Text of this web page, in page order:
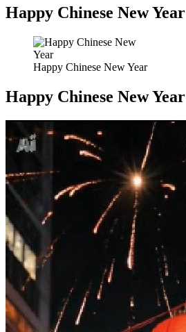
Happy Chinese New Year
Happy Chinese New Year
Happy Chinese New Year